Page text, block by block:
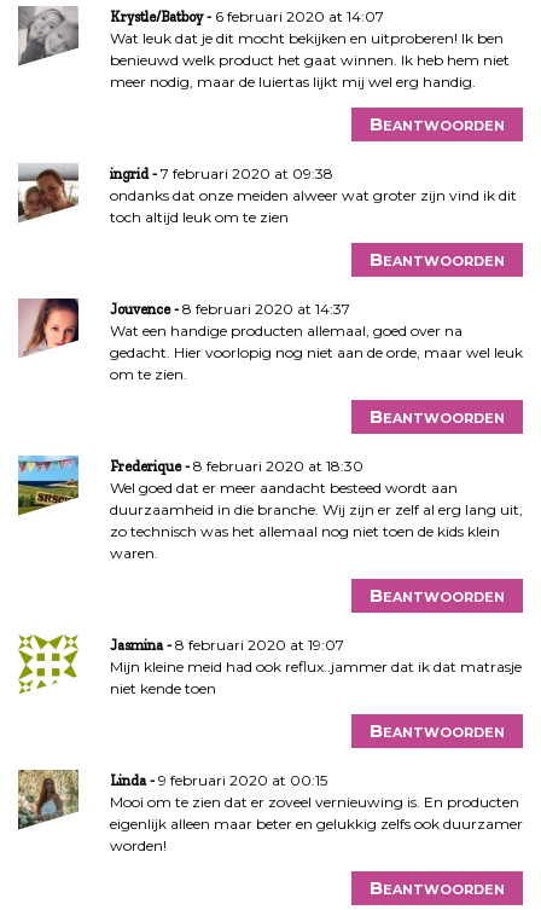
Krystle/Batboy
6 februari 2020 at 14:07
Wat leuk dat je dit mocht bekijken en uitproberen! Ik ben
benieuwd welk product het gaat winnen. Ik heb hem niet
meer nodig, maar de luiertas lijkt mij wel erg handig.
Beantwoorden
ingrid
7 februari 2020 at 09:38
ondanks dat onze meiden alweer wat groter zijn vind ik dit
toch altijd leuk om te zien
Beantwoorden
Jouvence
8 februari 2020 at 14:37
Wat een handige producten allemaal, goed over na
gedacht. Hier voorlopig nog niet aan de orde, maar wel leuk
om te zien.
Beantwoorden
Frederique
8 februari 2020 at 18:30
Wel goed dat er meer aandacht besteed wordt aan
duurzaamheid in die branche. Wij zijn er zelf al erg lang uit,
zo technisch was het allemaal nog niet toen de kids klein
waren.
Beantwoorden
Jasmina
8 februari 2020 at 19:07
Mijn kleine meid had ook reflux..jammer dat ik dat matrasje
niet kende toen
Beantwoorden
Linda
9 februari 2020 at 00:15
Mooi om te zien dat er zoveel vernieuwing is. En producten
eigenlijk alleen maar beter en gelukkig zelfs ook duurzamer
worden!
Beantwoorden